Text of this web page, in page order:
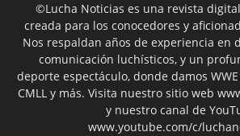
©Lucha Noticias es una revista
creada para los conocedores y
Nos respaldan años de experiencia en
comunicación luchísticos, y un
deporte espectáculo, donde damos WWE
CMLL y más. Visita nuestro sitio web
y nuestro canal de
www.youtube.com/c/